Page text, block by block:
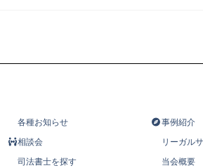
各種お知らせ
相談会
司法書士を探す
事例紹介
リーガル
当会概要